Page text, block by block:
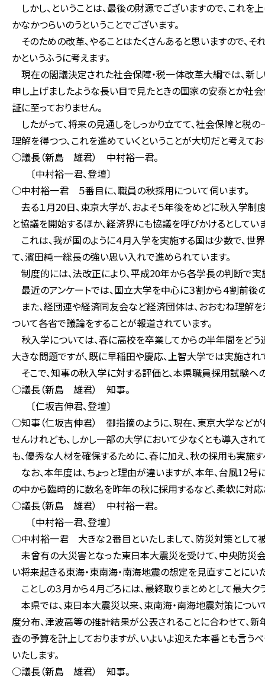
しかし、ということは、最後の財源でございますので、これ
かなかつらいのうということでございます。
そのための改革、やることはたくさんあると思いますので、
かというふうに考えます。
現在の閣議決定された社会保障・税一体改革大綱では、新
申し上げましたような長い目で見たときの国家の安泰とか社
証に至っておりません。
したがって、将来の見通しをしっかり立てて、社会保障と
理解を得つつ、これを進めていくということが大切だと考えてお
○議長（新島 雄君） 中村裕一君。
〔中村裕一君、登壇〕
○中村裕一君 ５番目に、職員の秋採用について伺います。
去る１月20日、東京大学が、およそ５年後をめどに秋入学
と協議を開始するほか、経済界にも協議を呼びかけるとしてい
これは、我が国のように４月入学を実施する国は少数で、
て、濱田純一総長の強い思い入れで進められています。
制度的には、法改正により、平成20年から各学長の判断で実
最近のアンケートでは、国立大学を中心に３割から４割前後
また、経団連や経済同友会など経済団体は、おおむね理解
ついて各省で議論をすることが報道されています。
秋入学については、春に高校を卒業してからの半年間をどう
大きな問題ですが、既に早稲田や慶応、上智大学では実施され
そこで、知事の秋入学に対する評価と、本県職員採用試験へ
○議長（新島 雄君） 知事。
〔仁坂吉伸君、登壇〕
○知事（仁坂吉伸君） 御指摘のように、現在、東京大学など
せんけれども、しかし一部の大学において少なくとも導入され
も、優秀な人材を確保するために、春に加え、秋の採用も実施
なお、本年度は、ちょっと理由が違いますが、本年、台風12
の中から臨時的に数名を昨年の秋に採用するなど、柔軟に対応
○議長（新島 雄君） 中村裕一君。
〔中村裕一君、登壇〕
○中村裕一君 大きな２番目といたしまして、防災対策として
未曾有の大災害となった東日本大震災を受けて、中央防災
い将来起きる東海・東南海・南海地震の想定を見直すことにい
ことしの３月から４月ごろには、最終取りまとめとして最大
本県では、東日本大震災以来、東南海・南海地震対策につい
度分布、津波高等の推計結果が公表されることに合わせて、
査の予算を計上しておりますが、いよいよ迎えた本番とも言う
いたします。
○議長（新島 雄君） 知事。